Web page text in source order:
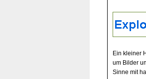
Ein kleiner
um Bilder
Sinne mit